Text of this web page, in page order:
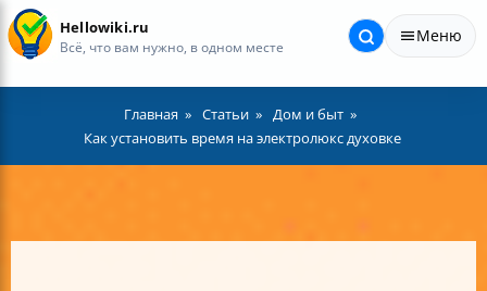
Hellowiki.ru
Всё, что вам нужно, в одном месте
Меню
Главная Статьи
Дом и быт
Как установить время на электролюкс духовке